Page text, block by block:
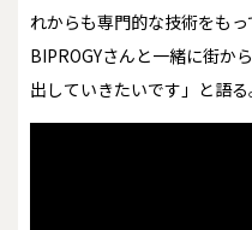
れからも専門的な技術をも
BIPROGYさんと一緒に街か
出していきたいです」と語る